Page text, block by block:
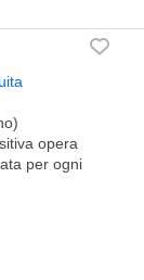
opera
per ogni